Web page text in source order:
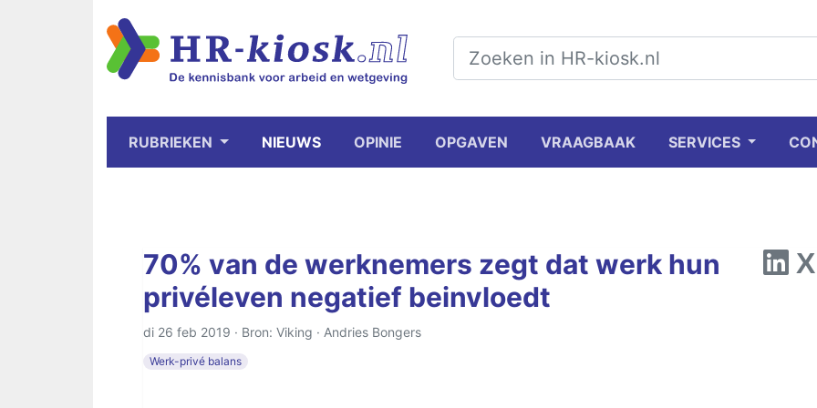
RUBRIEKEN NIEUWS OPINIE OPGAVEN VRAAGBAAK SERVICES
70% van de werknemers zegt dat werk hun
privéleven negatief beinvloedt
di 26 feb 2019 · Bron: Viking · Andries Bongers
Werk-privé balans